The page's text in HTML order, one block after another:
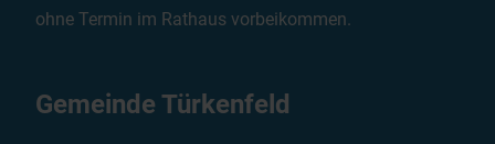
ohne Termin im Rathaus vorbeikommen.
Gemeinde Türkenfeld